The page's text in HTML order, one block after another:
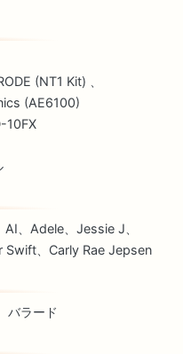
(NT1 Kit) 、
(AE6100)
10FX
、Adele、Jessie J、
Swift、Carly Rae Jepsen
バラード